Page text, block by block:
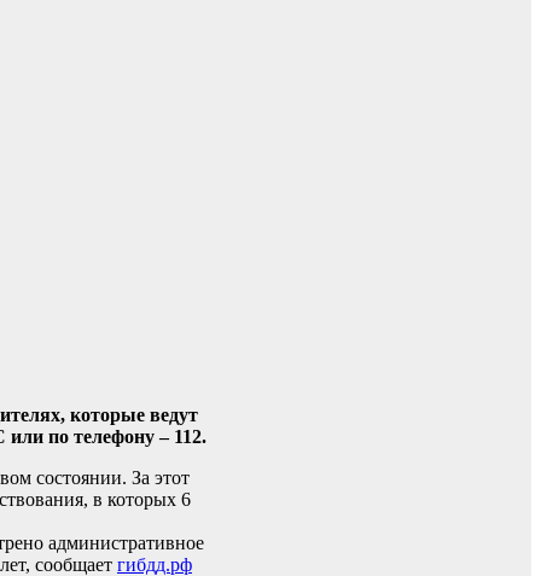
которые ведут
по телефону – 112.
состоянии. За этот
в которых 6
административное
сообщает гибдд.рф